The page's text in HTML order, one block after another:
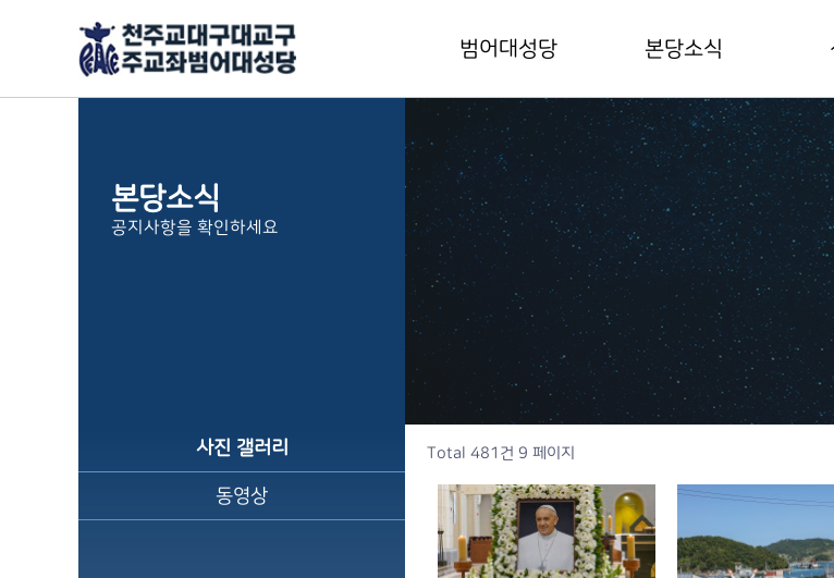
범어대성당
교구장사목교서
본당사목방침
주보성인
신부님/수녀님
본당기구표
범어본당역사
100주년 대성전
사무실안내
본당소식
공지사항
본당주보
전례봉사
월중계획표
연간계획표
갤러리
본당소식
공지사항을 확인하세요
사진 갤러리
동영상
Total 481건 9 페이지